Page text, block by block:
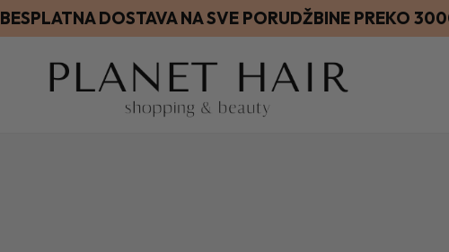
BESPLATNA DOSTAVA NA SVE PORUDŽBINE PREKO